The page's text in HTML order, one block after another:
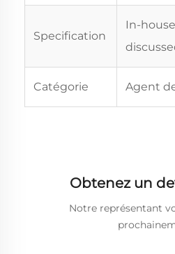
Specification
In-
Catégorie Agent
Obtenez un
Notre représentant